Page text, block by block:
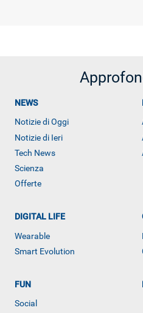
NEWS
Notizie di Oggi
Notizie di Ieri
Tech News
Scienza
Offerte
DIGITAL LIFE
Wearable
Smart Evolution
FUN
Social